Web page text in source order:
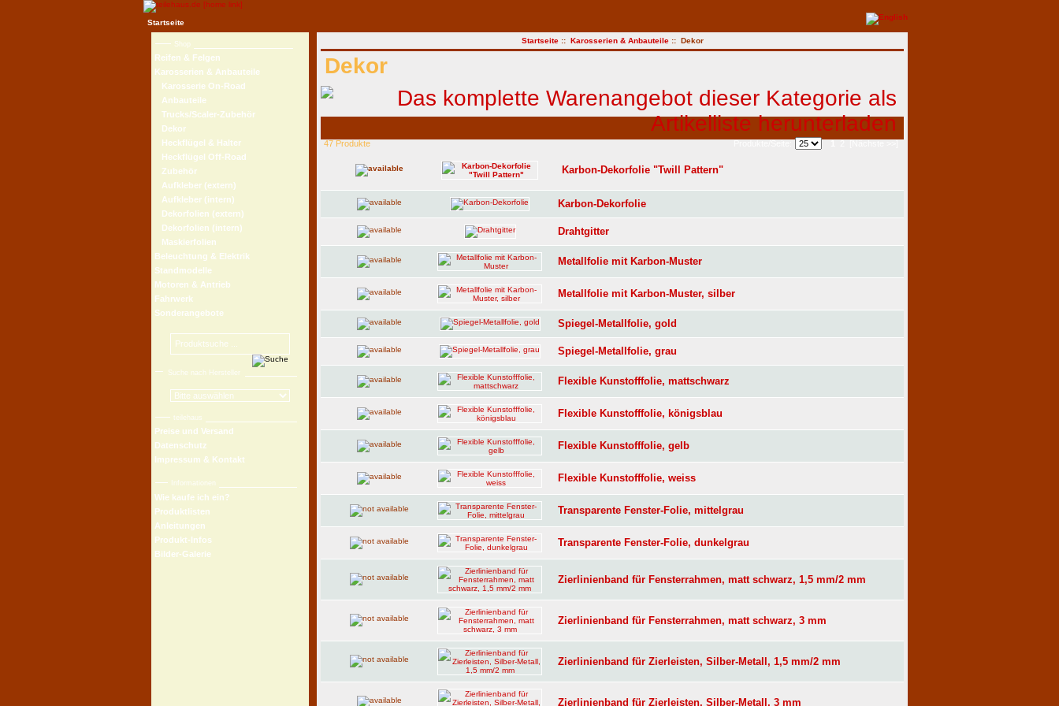
Startseite
Shop
Reifen & Felgen
Karosserien & Anbauteile
Karosserie On-Road
Anbauteile
Trucks/Scaler-Zubehör
Dekor
Heckflügel & Halter
Heckflügel Off-Road
Zubehör
Aufkleber (extern)
Aufkleber (intern)
Dekorfolien (extern)
Dekorfolien (intern)
Maskierfolien
Beleuchtung & Elektrik
Standmodelle
Motoren & Antrieb
Fahrwerk
Sonderangebote
Suche nach Hersteller
teilehaus
Preise und Versand
Datenschutz
Impressum & Kontakt
Informationen
Wie kaufe ich ein?
Produktlisten
Anleitungen
Produkt-Infos
Bilder-Galerie
Startseite:: Karosserien & Anbauteile:: Dekor
Dekor
47 Produkte
Karbon-Dekorfolie "Twill Pattern"
Karbon-Dekorfolie
Drahtgitter
Metallfolie mit Karbon-Muster
Metallfolie mit Karbon-Muster, silber
Spiegel-Metallfolie, gold
Spiegel-Metallfolie, grau
Flexible Kunstofffolie, mattschwarz
Flexible Kunstofffolie, königsblau
Flexible Kunstofffolie, gelb
Flexible Kunstofffolie, weiss
Transparente Fenster-Folie, mittelgrau
Transparente Fenster-Folie, dunkelgrau
Zierlinienband für Fensterrahmen, matt schwarz, 1,5 mm/2 mm
Zierlinienband für Fensterrahmen, matt schwarz, 3 mm
Zierlinienband für Zierleisten, Silber-Metall, 1,5 mm/2 mm
Zierlinienband für Zierleisten, Silber-Metall, 3 mm